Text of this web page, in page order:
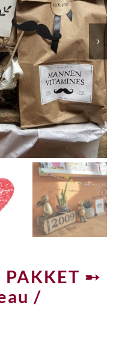
PAKKET ➸
/